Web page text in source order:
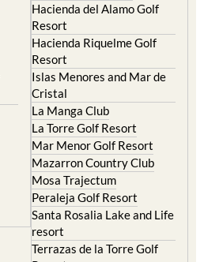
Hacienda del Alamo Golf
Resort
Hacienda Riquelme Golf
Resort
Islas Menores and Mar de
Cristal
La Manga Club
La Torre Golf Resort
Mar Menor Golf Resort
Mazarron Country Club
Mosa Trajectum
Peraleja Golf Resort
Santa Rosalia Lake and Life
resort
Terrazas de la Torre Golf